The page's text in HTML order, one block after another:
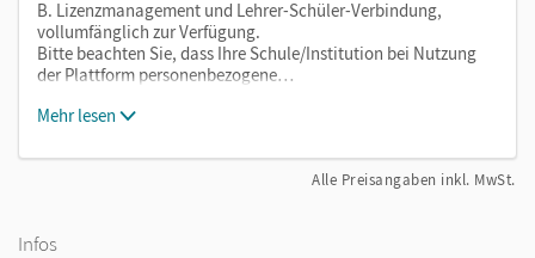
B. Lizenzmanagement und Lehrer-Schüler-Verbindung,
vollumfänglich zur Verfügung.
Bitte beachten Sie, dass Ihre Schule/Institution bei Nutzung
der Plattform personenbezogene…
Mehr lesen
Alle Preisangaben inkl. MwSt.
Infos